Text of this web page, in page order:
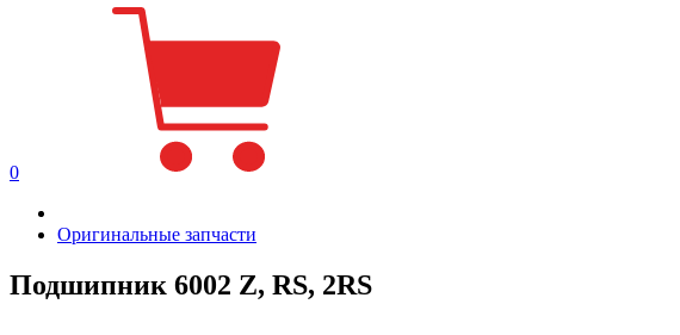
0
Оригинальные запчасти
Подшипник 6002 Z, RS, 2RS